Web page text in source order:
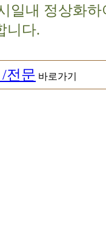
일내 정상화
니다.
전문 바로가기